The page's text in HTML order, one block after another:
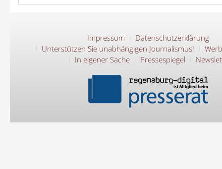
Impressum
Datenschutzerklärung
Unterstützen Sie unabhängigen Journalismus!
In eigener Sache
Pressespiegel